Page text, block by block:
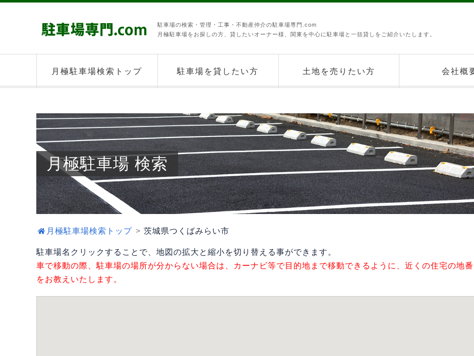
駐車場の検索・管理・工事・不動産仲介の駐車場専門.com
月極駐車場をお探しの方、貸したいオーナー様、関東を中心に駐車場と一括貸しをご紹介いたします。
月極駐車場検索トップ 駐車場を貸したい方 土地を売りたい方 会社概
月極駐車場 検索
月極駐車場検索トップ 茨城県つくばみらい市
駐車場名クリックすることで、地図の拡大と縮小を切り替える事ができます。
車で移動の際、駐車場の場所が分からない場合は、カーナビ等で目的地まで移動できるように、近くの住宅の地番
をお教えいたします。